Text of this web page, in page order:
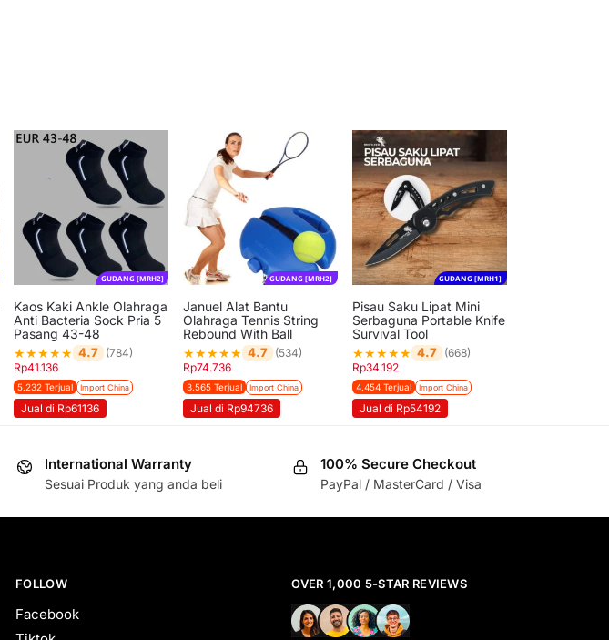
GUDANG [MRH2]
Kaos Kaki Ankle Olahraga
Anti Bacteria Sock Pria 5
Pasang 43-48
★★★★★ 4.7 (784)
Rp41.136
5.232 Terjual Import China
Jual di Rp61136
GUDANG [MRH2]
Januel Alat Bantu
Olahraga Tennis String
Rebound With Ball
★★★★★ 4.7 (534)
Rp74.736
3.565 Terjual Import China
Jual di Rp94736
GUDANG [MRH1]
Pisau Saku Lipat Mini
Serbaguna Portable Knife
Survival Tool
★★★★★ 4.7
(668)
Rp34.192
4.454 Terjual Import China
Jual di Rp54192
International Warranty
Sesuai Produk yang anda beli
100% Secure Checkout
PayPal / MasterCard / Visa
FOLLOW
Facebook
OVER 1,000 5-STAR REVIEWS